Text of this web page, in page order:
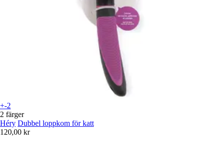
+-2
2 färger
Héry Dubbel loppkom för katt
120,00 kr